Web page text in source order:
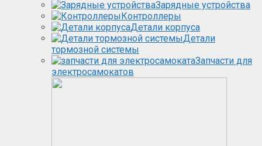
Зарядные устройства
Контроллеры
Детали корпуса
Детали
тормозной системы
Запчасти для
электросамокатов